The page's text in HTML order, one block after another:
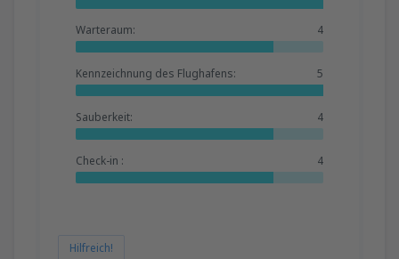
Warteraum: 4
Kennzeichnung des Flughafens: 5
Sauberkeit: 4
Check-in : 4
Hilfreich!